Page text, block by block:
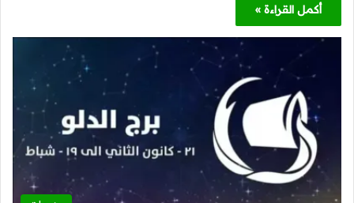
أكمل القراءة »